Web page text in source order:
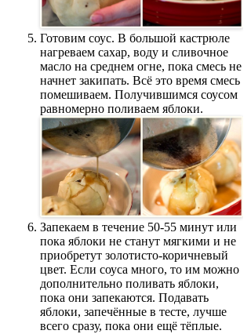
Готовим соус. В большой кастрюле
нагреваем сахар, воду и сливочное
масло на среднем огне, пока смесь не
начнет закипать. Всё это время смесь
помешиваем. Получившимся соусом
равномерно поливаем яблоки.
Запекаем в течение 50-55 минут или
пока яблоки не станут мягкими и не
приобретут золотисто-коричневый
цвет. Если соуса много, то им можно
дополнительно поливать яблоки,
пока они запекаются. Подавать
яблоки, запечённые в тесте, лучше
всего сразу, пока они ещё тёплые.